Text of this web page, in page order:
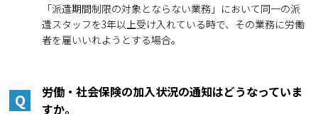
「派遣期間制限の対象とならない業務」において同一の派
遣スタッフを3年以上受け入れている時で、その業務に労働
者を雇いいれようとする場合。
Q
労働・社会保険の加入状況の通知はどうなっていま
すか。